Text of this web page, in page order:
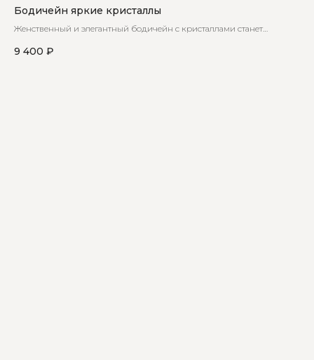
Бодичейн яркие кристаллы
Женственный и элегантный бодичейн с кристаллами станет
9 400 ₽